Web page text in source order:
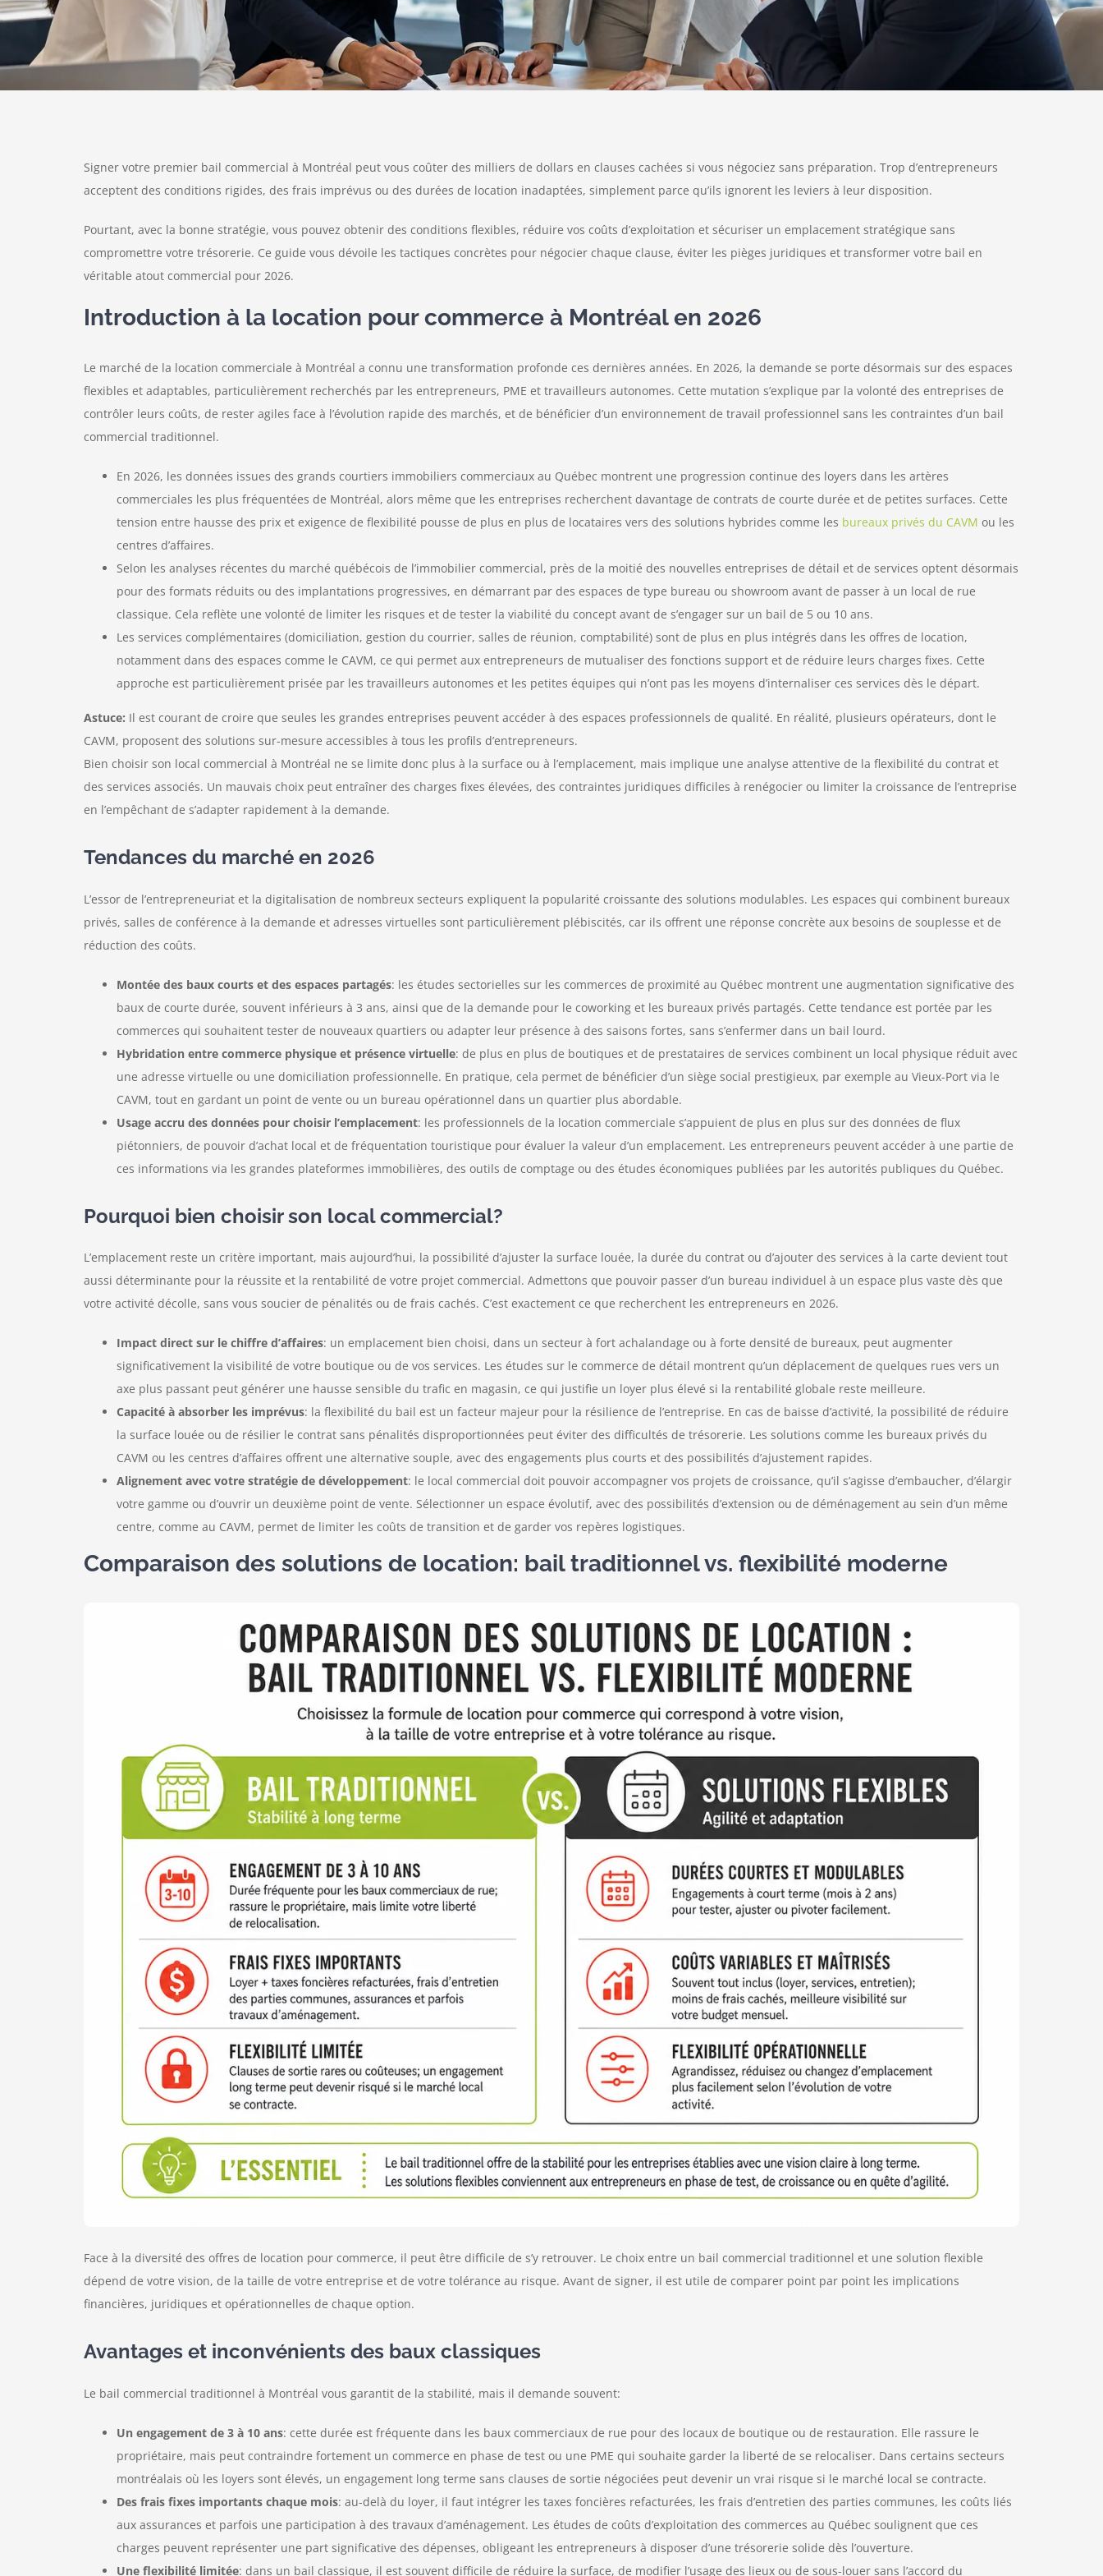
Signer votre premier bail commercial à Montréal peut vous coûter des milliers de dollars en clauses cachées si vous négociez sans préparation. Trop d’entrepreneurs
acceptent des conditions rigides, des frais imprévus ou des durées de location inadaptées, simplement parce qu’ils ignorent les leviers à leur disposition.
Pourtant, avec la bonne stratégie, vous pouvez obtenir des conditions flexibles, réduire vos coûts d’exploitation et sécuriser un emplacement stratégique sans
compromettre votre trésorerie. Ce guide vous dévoile les tactiques concrètes pour négocier chaque clause, éviter les pièges juridiques et transformer votre bail en
véritable atout commercial pour 2026.
Introduction à la location pour commerce à Montréal en 2026
Le marché de la location commerciale à Montréal a connu une transformation profonde ces dernières années. En 2026, la demande se porte désormais sur des espaces
flexibles et adaptables, particulièrement recherchés par les entrepreneurs, PME et travailleurs autonomes. Cette mutation s’explique par la volonté des entreprises de
contrôler leurs coûts, de rester agiles face à l’évolution rapide des marchés, et de bénéficier d’un environnement de travail professionnel sans les contraintes d’un bail
commercial traditionnel.
En 2026, les données issues des grands courtiers immobiliers commerciaux au Québec montrent une progression continue des loyers dans les artères
commerciales les plus fréquentées de Montréal, alors même que les entreprises recherchent davantage de contrats de courte durée et de petites surfaces. Cette
tension entre hausse des prix et exigence de flexibilité pousse de plus en plus de locataires vers des solutions hybrides comme les bureaux privés du CAVM ou les
centres d’affaires.
Selon les analyses récentes du marché québécois de l’immobilier commercial, près de la moitié des nouvelles entreprises de détail et de services optent désormais
pour des formats réduits ou des implantations progressives, en démarrant par des espaces de type bureau ou showroom avant de passer à un local de rue
classique. Cela reflète une volonté de limiter les risques et de tester la viabilité du concept avant de s’engager sur un bail de 5 ou 10 ans.
Les services complémentaires (domiciliation, gestion du courrier, salles de réunion, comptabilité) sont de plus en plus intégrés dans les offres de location,
notamment dans des espaces comme le CAVM, ce qui permet aux entrepreneurs de mutualiser des fonctions support et de réduire leurs charges fixes. Cette
approche est particulièrement prisée par les travailleurs autonomes et les petites équipes qui n’ont pas les moyens d’internaliser ces services dès le départ.
Astuce: Il est courant de croire que seules les grandes entreprises peuvent accéder à des espaces professionnels de qualité. En réalité, plusieurs opérateurs, dont le
CAVM, proposent des solutions sur-mesure accessibles à tous les profils d’entrepreneurs.
Bien choisir son local commercial à Montréal ne se limite donc plus à la surface ou à l’emplacement, mais implique une analyse attentive de la flexibilité du contrat et
des services associés. Un mauvais choix peut entraîner des charges fixes élevées, des contraintes juridiques difficiles à renégocier ou limiter la croissance de l’entreprise
en l’empêchant de s’adapter rapidement à la demande.
Tendances du marché en 2026
L’essor de l’entrepreneuriat et la digitalisation de nombreux secteurs expliquent la popularité croissante des solutions modulables. Les espaces qui combinent bureaux
privés, salles de conférence à la demande et adresses virtuelles sont particulièrement plébiscités, car ils offrent une réponse concrète aux besoins de souplesse et de
réduction des coûts.
Montée des baux courts et des espaces partagés: les études sectorielles sur les commerces de proximité au Québec montrent une augmentation significative des
baux de courte durée, souvent inférieurs à 3 ans, ainsi que de la demande pour le coworking et les bureaux privés partagés. Cette tendance est portée par les
commerces qui souhaitent tester de nouveaux quartiers ou adapter leur présence à des saisons fortes, sans s’enfermer dans un bail lourd.
Hybridation entre commerce physique et présence virtuelle: de plus en plus de boutiques et de prestataires de services combinent un local physique réduit avec
une adresse virtuelle ou une domiciliation professionnelle. En pratique, cela permet de bénéficier d’un siège social prestigieux, par exemple au Vieux-Port via le
CAVM, tout en gardant un point de vente ou un bureau opérationnel dans un quartier plus abordable.
Usage accru des données pour choisir l’emplacement: les professionnels de la location commerciale s’appuient de plus en plus sur des données de flux
piétonniers, de pouvoir d’achat local et de fréquentation touristique pour évaluer la valeur d’un emplacement. Les entrepreneurs peuvent accéder à une partie de
ces informations via les grandes plateformes immobilières, des outils de comptage ou des études économiques publiées par les autorités publiques du Québec.
Pourquoi bien choisir son local commercial?
L’emplacement reste un critère important, mais aujourd’hui, la possibilité d’ajuster la surface louée, la durée du contrat ou d’ajouter des services à la carte devient tout
aussi déterminante pour la réussite et la rentabilité de votre projet commercial. Admettons que pouvoir passer d’un bureau individuel à un espace plus vaste dès que
votre activité décolle, sans vous soucier de pénalités ou de frais cachés. C’est exactement ce que recherchent les entrepreneurs en 2026.
Impact direct sur le chiffre d’affaires: un emplacement bien choisi, dans un secteur à fort achalandage ou à forte densité de bureaux, peut augmenter
significativement la visibilité de votre boutique ou de vos services. Les études sur le commerce de détail montrent qu’un déplacement de quelques rues vers un
axe plus passant peut générer une hausse sensible du trafic en magasin, ce qui justifie un loyer plus élevé si la rentabilité globale reste meilleure.
Capacité à absorber les imprévus: la flexibilité du bail est un facteur majeur pour la résilience de l’entreprise. En cas de baisse d’activité, la possibilité de réduire
la surface louée ou de résilier le contrat sans pénalités disproportionnées peut éviter des difficultés de trésorerie. Les solutions comme les bureaux privés du
CAVM ou les centres d’affaires offrent une alternative souple, avec des engagements plus courts et des possibilités d’ajustement rapides.
Alignement avec votre stratégie de développement: le local commercial doit pouvoir accompagner vos projets de croissance, qu’il s’agisse d’embaucher, d’élargir
votre gamme ou d’ouvrir un deuxième point de vente. Sélectionner un espace évolutif, avec des possibilités d’extension ou de déménagement au sein d’un même
centre, comme au CAVM, permet de limiter les coûts de transition et de garder vos repères logistiques.
Comparaison des solutions de location: bail traditionnel vs. flexibilité moderne
Face à la diversité des offres de location pour commerce, il peut être difficile de s’y retrouver. Le choix entre un bail commercial traditionnel et une solution flexible
dépend de votre vision, de la taille de votre entreprise et de votre tolérance au risque. Avant de signer, il est utile de comparer point par point les implications
financières, juridiques et opérationnelles de chaque option.
Avantages et inconvénients des baux classiques
Le bail commercial traditionnel à Montréal vous garantit de la stabilité, mais il demande souvent:
Un engagement de 3 à 10 ans: cette durée est fréquente dans les baux commerciaux de rue pour des locaux de boutique ou de restauration. Elle rassure le
propriétaire, mais peut contraindre fortement un commerce en phase de test ou une PME qui souhaite garder la liberté de se relocaliser. Dans certains secteurs
montréalais où les loyers sont élevés, un engagement long terme sans clauses de sortie négociées peut devenir un vrai risque si le marché local se contracte.
Des frais fixes importants chaque mois: au-delà du loyer, il faut intégrer les taxes foncières refacturées, les frais d’entretien des parties communes, les coûts liés
aux assurances et parfois une participation à des travaux d’aménagement. Les études de coûts d’exploitation des commerces au Québec soulignent que ces
charges peuvent représenter une part significative des dépenses, obligeant les entrepreneurs à disposer d’une trésorerie solide dès l’ouverture.
Une flexibilité limitée: dans un bail classique, il est souvent difficile de réduire la surface, de modifier l’usage des lieux ou de sous-louer sans l’accord du